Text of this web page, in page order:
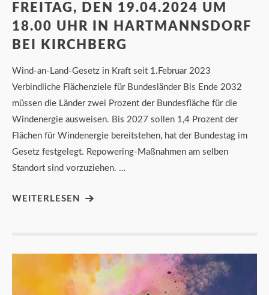
FREITAG, DEN 19.04.2024 UM
18.00 UHR IN HARTMANNSDORF
BEI KIRCHBERG
Wind-an-Land-Gesetz in Kraft seit 1.Februar 2023
Verbindliche Flächenziele für Bundesländer Bis Ende 2032
müssen die Länder zwei Prozent der Bundesfläche für die
Windenergie ausweisen. Bis 2027 sollen 1,4 Prozent der
Flächen für Windenergie bereitstehen, hat der Bundestag im
Gesetz festgelegt. Repowering-Maßnahmen am selben
Standort sind vorzuziehen. …
WEITERLESEN